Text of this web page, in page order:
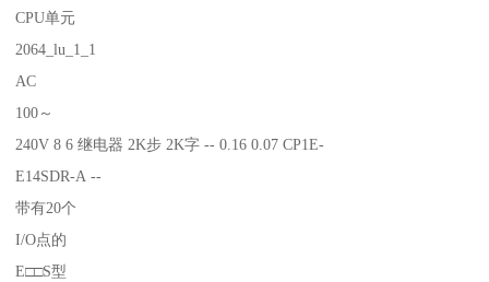
CPU单元
2064_lu_1_1
AC
100～
240V 8 6 继电器 2K步 2K字 -- 0.16 0.07 CP1E-
E14SDR-A --
带有20个
I/O点的
E□□S型